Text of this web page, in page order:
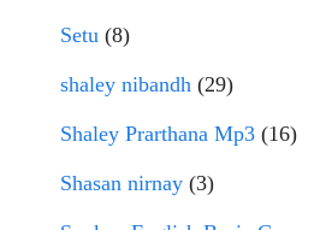
Setu (8)
shaley nibandh (29)
Shaley Prarthana Mp3 (16)
Shasan nirnay (3)